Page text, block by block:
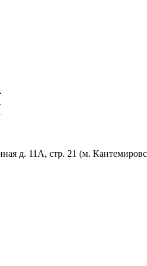
д. 11А, стр. 21 (м.